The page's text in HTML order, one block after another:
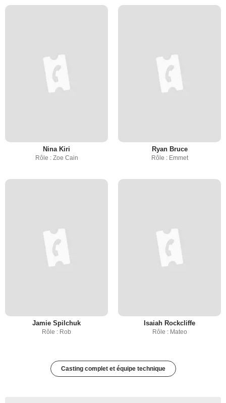
Nina Kiri
Rôle : Zoe Cain
Ryan Bruce
Rôle : Emmet
Jamie Spilchuk
Rôle : Rob
Isaiah Rockcliffe
Rôle : Mateo
Casting complet et équipe technique